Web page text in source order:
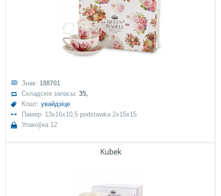
Знак: 188701
Складскія запасы:35,
Кошт:увайдзіце
Памер: 13x16x10,5 podstawka 2x15x15
Упакоўка 12
Kubek